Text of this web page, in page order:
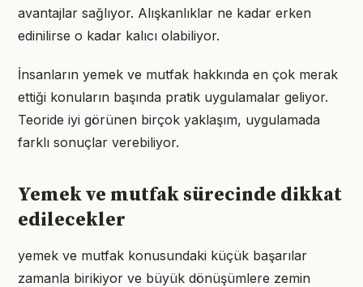
avantajlar sağlıyor. Alışkanlıklar ne kadar erken
edinilirse o kadar kalıcı olabiliyor.
İnsanların yemek ve mutfak hakkında en çok merak
ettiği konuların başında pratik uygulamalar geliyor.
Teoride iyi görünen birçok yaklaşım, uygulamada
farklı sonuçlar verebiliyor.
Yemek ve mutfak sürecinde dikkat
edilecekler
yemek ve mutfak konusundaki küçük başarılar
zamanla birikiyor ve büyük dönüşümlere zemin